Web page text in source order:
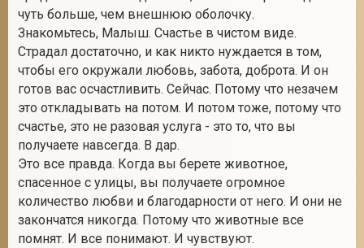
чуть больше, чем внешнюю оболочку.
Знакомьтесь, Малыш. Счастье в чистом виде.
Страдал достаточно, и как никто нуждается в том,
чтобы его окружали любовь, забота, доброта. И он
готов вас осчастливить. Сейчас. Потому что незачем
это откладывать на потом. И потом тоже, потому что
счастье, это не разовая услуга - это то, что вы
получаете навсегда. В дар.
Это все правда. Когда вы берете животное,
спасенное с улицы, вы получаете огромное
количество любви и благодарности от него. И они не
закончатся никогда. Потому что животные все
помнят. И все понимают. И чувствуют.